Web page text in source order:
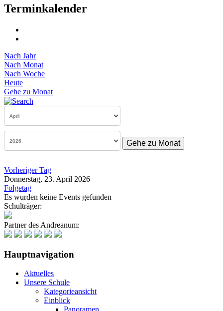
Terminkalender
Nach Jahr
Nach Monat
Nach Woche
Heute
Gehe zu Monat
Gehe zu Monat
Vorheriger Tag
Donnerstag, 23. April 2026
Folgetag
Es wurden keine Events gefunden
Schulträger:
Partner des Andreanum:
Hauptnavigation
Aktuelles
Unsere Schule
Kategorieansicht
Einblick